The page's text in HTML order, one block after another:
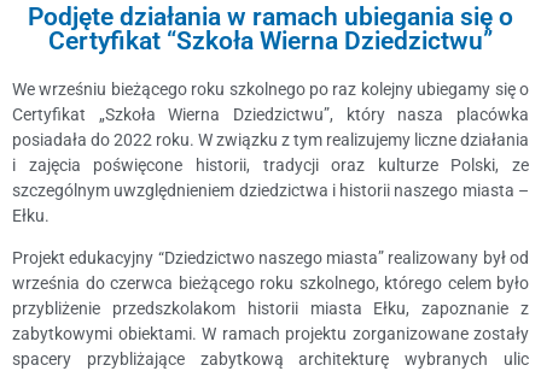
Podjęte działania w ramach ubiegania się o
Certyfikat “Szkoła Wierna Dziedzictwu”
We wrześniu bieżącego roku szkolnego po raz kolejny ubiegamy się o
Certyfikat „Szkoła Wierna Dziedzictwu”, który nasza placówka
posiadała do 2022 roku. W związku z tym realizujemy liczne działania
i zajęcia poświęcone historii, tradycji oraz kulturze Polski, ze
szczególnym uwzględnieniem dziedzictwa i historii naszego miasta –
Ełku.
Projekt edukacyjny “Dziedzictwo naszego miasta” realizowany był od
września do czerwca bieżącego roku szkolnego, którego celem było
przybliżenie przedszkolakom historii miasta Ełku, zapoznanie z
zabytkowymi obiektami. W ramach projektu zorganizowane zostały
spacery przybliżające zabytkową architekturę wybranych ulic